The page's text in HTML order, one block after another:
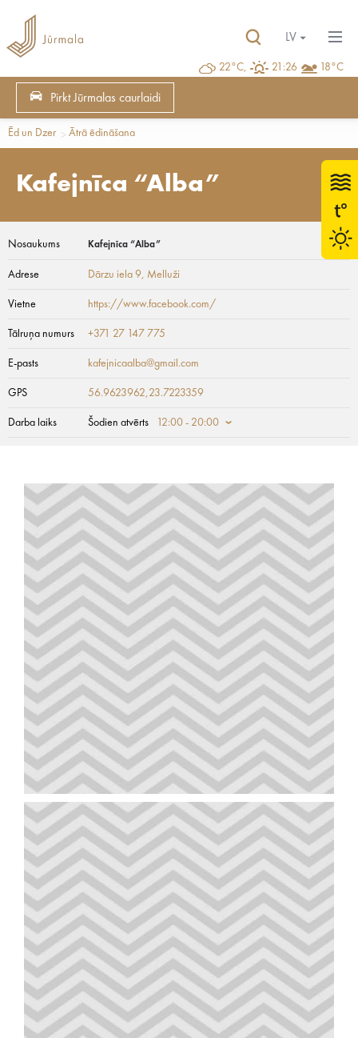
22°C, 21:26 18°C
LV
Pirkt Jūrmalas caurlaidi
Ēd un Dzer Ātrā ēdināšana
Kafejnīca “Alba”
Nosaukums Kafejnīca “Alba”
Adrese Dārzu iela 9, Melluži
Vietne https://www.facebook.com/
Tālruņa numurs +371 27 147 775
E-pasts kafejnicaalba@gmail.com
GPS 56.9623962,23.7223359
Darba laiks Šodien atvērts 12:00 - 20:00